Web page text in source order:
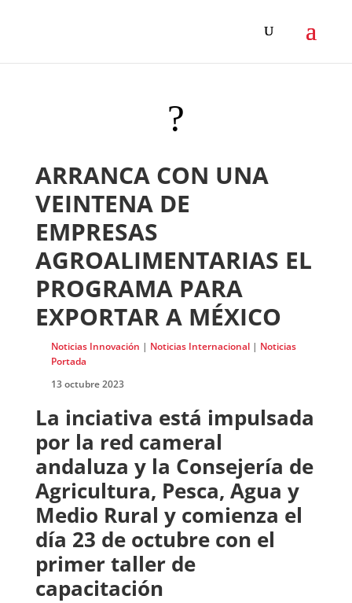
?
ARRANCA CON UNA
VEINTENA DE
EMPRESAS
AGROALIMENTARIAS EL
PROGRAMA PARA
EXPORTAR A MÉXICO
Noticias Innovación | Noticias Internacional| Noticias
Portada
13 octubre 2023
La inciativa está impulsada
por la red cameral
andaluza y la Consejería de
Agricultura, Pesca, Agua y
Medio Rural y comienza el
día 23 de octubre con el
primer taller de
capacitación